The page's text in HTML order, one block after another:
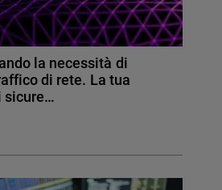
la necessità di
di rete. La tua
sicure…